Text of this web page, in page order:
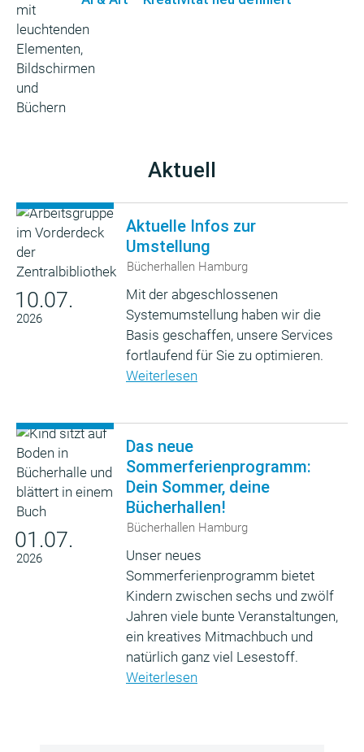
Aktuell
10.07.
2026
Aktuelle Infos zur
Umstellung
Bücherhallen Hamburg
Mit der abgeschlossenen
Systemumstellung haben wir die
Basis geschaffen, unsere Services
fortlaufend für Sie zu optimieren.
Weiterlesen
01.07.
2026
Das neue
Sommerferienprogramm:
Dein Sommer, deine
Bücherhallen!
Bücherhallen Hamburg
Unser neues
Sommerferienprogramm bietet
Kindern zwischen sechs und zwölf
Jahren viele bunte Veranstaltungen,
ein kreatives Mitmachbuch und
natürlich ganz viel Lesestoff.
Weiterlesen